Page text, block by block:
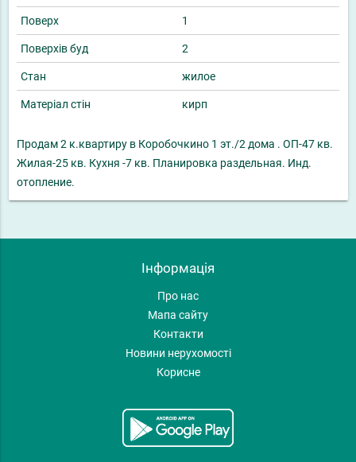
Поверх 1
Поверхів буд 2
Стан жилое
Матеріал стін кирп
Продам 2 к.квартиру в Коробочкино 1 эт./2 дома . ОП-47 кв.
Жилая-25 кв. Кухня -7 кв. Планировка раздельная. Инд.
отопление.
Інформація
Про нас
Мапа сайту
Контакти
Новини нерухомості
Корисне